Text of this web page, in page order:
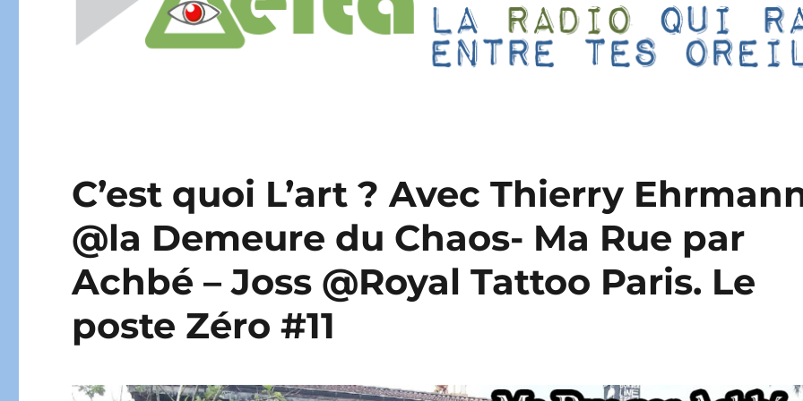
C’est quoi L’art ? Avec Thierry
@la Demeure du Chaos- Ma Rue par
Achbé – Joss @Royal Tattoo Paris. Le
poste Zéro #11